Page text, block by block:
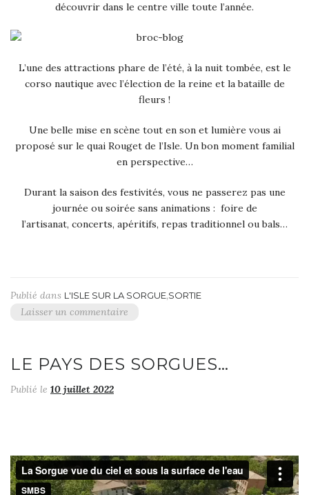
découvrir dans le centre ville toute l’année.
L’une des attractions phare de l’été, à la nuit tombée, est le
corso nautique avec l’élection de la reine et la bataille de
fleurs !
Une belle mise en scène tout en son et lumière vous ai
proposé sur le quai Rouget de l’Isle. Un bon moment familial
en perspective…
Durant la saison des festivités, vous ne passerez pas une
journée ou soirée sans animations : foire de
l’artisanat, concerts, apéritifs, repas traditionnel ou bals…
Publié dans L'ISLE SUR LA SORGUE,SORTIE
Laisser un commentaire
LE PAYS DES SORGUES…
Publié le 10 juillet 2022